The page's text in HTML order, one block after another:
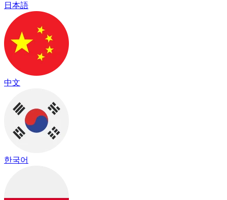
日本語
中文
한국어